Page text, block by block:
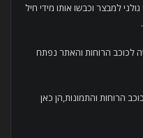
למבצר וכבשו אותו מידי חיל
לכוכב הרוחות והאתר נפתח
הרוחות והתמונות,הן כאן